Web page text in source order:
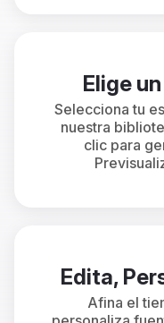
Elige
Selecciona tu
nuestra
clic para
Edita,
Afina el